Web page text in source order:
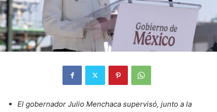
El gobernador Julio Menchaca supervisó, junto a la